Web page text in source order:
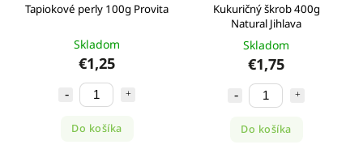
Tapiokové perly 100g Provita
Skladom
€1,25
Do košíka
Kukuričný škrob 400g
Natural Jihlava
Skladom
€1,75
Do košíka